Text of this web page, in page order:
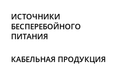
ИСТОЧНИКИ
БЕСПЕРЕБОЙНОГО
ПИТАНИЯ
КАБЕЛЬНАЯ ПРОДУКЦИЯ